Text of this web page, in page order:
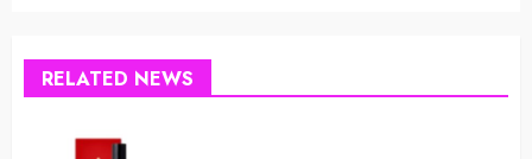
RELATED NEWS